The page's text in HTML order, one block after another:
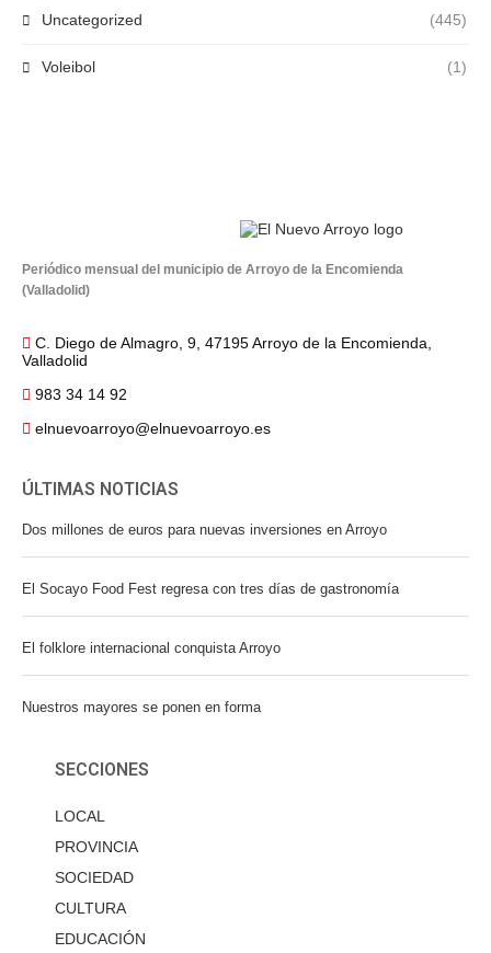
Uncategorized (445)
Voleibol (1)
Periódico mensual del municipio de Arroyo de la Encomienda
(Valladolid)
C. Diego de Almagro, 9, 47195 Arroyo de la Encomienda,
Valladolid
983 34 14 92
elnuevoarroyo@elnuevoarroyo.es
ÚLTIMAS NOTICIAS
Dos millones de euros para nuevas inversiones en Arroyo
El Socayo Food Fest regresa con tres días de gastronomía
El folklore internacional conquista Arroyo
Nuestros mayores se ponen en forma
SECCIONES
LOCAL
PROVINCIA
SOCIEDAD
CULTURA
EDUCACIÓN